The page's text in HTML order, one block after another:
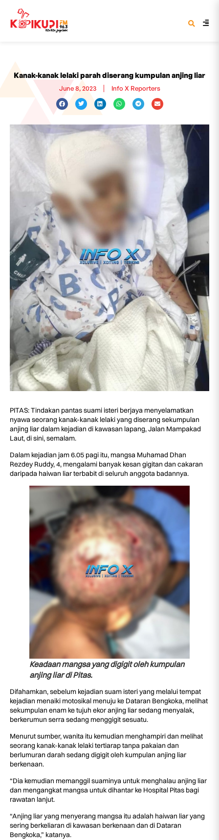
Kanak-kanak lelaki parah diserang kumpulan anjing liar
June 8, 2023 Info X Reporters
PITAS: Tindakan pantas suami isteri berjaya menyelamatkan
nyawa seorang kanak-kanak lelaki yang diserang sekumpulan
anjing liar dalam kejadian di kawasan lapang, Jalan Mampakad
Laut, di sini, semalam.
Dalam kejadian jam 6.05 pagi itu, mangsa Muhamad Dhan
Rezdey Ruddy, 4, mengalami banyak kesan gigitan dan cakaran
daripada haiwan liar terbabit di seluruh anggota badannya.
Keadaan mangsa yang digigit oleh kumpulan
anjing liar di Pitas.
Difahamkan, sebelum kejadian suam isteri yang melalui tempat
kejadian menaiki motosikal menuju ke Dataran Bengkoka, melihat
sekumpulan enam ke tujuh ekor anjing liar sedang menyalak,
berkerumun serra sedang menggigit sesuatu.
Menurut sumber, wanita itu kemudian menghampiri dan melihat
seorang kanak-kanak lelaki tertiarap tanpa pakaian dan
berlumuran darah sedang digigit oleh kumpulan anjing liar
berkenaan.
“Dia kemudian memanggil suaminya untuk menghalau anjing liar
dan mengangkat mangsa untuk dihantar ke Hospital Pitas bagi
rawatan lanjut.
“Anjing liar yang menyerang mangsa itu adalah haiwan liar yang
sering berkeliaran di kawasan berkenaan dan di Dataran
Bengkoka,” katanya.